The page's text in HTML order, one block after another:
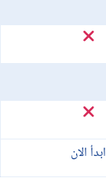
ابدأ الان